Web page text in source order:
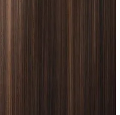
акциях и скидках
моих персональных данных в
в
ознакомление с